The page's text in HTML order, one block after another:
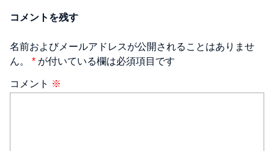
コメントを残す
名前およびメールアドレスが公開されることはありませ
ん。 * が付いている欄は必須項目です
コメント ※